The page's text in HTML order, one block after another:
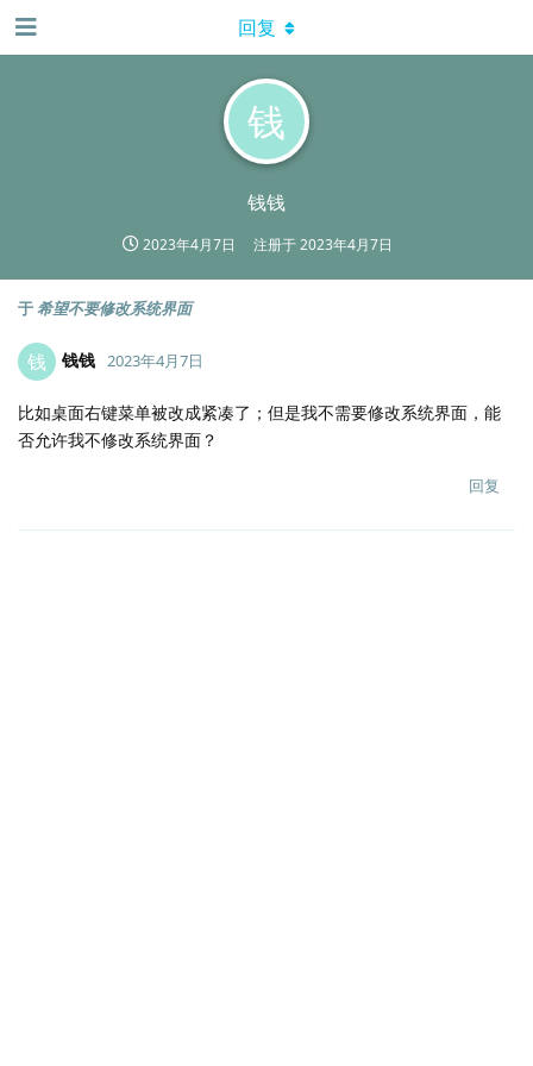
钱
钱钱
2023年4月7日 注册于2023年4月7日
回复
于希望不要修改系统界面
钱 钱钱 2023年4月7日
比如桌面右键菜单被改成紧凑了；但是我不需要修改系统界面，能
否允许我不修改系统界面？
回复